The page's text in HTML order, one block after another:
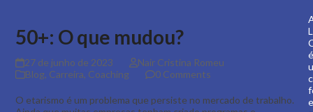
50+: O que mudou?
27 de junho de 2023
Nair Cristina Romeu
Blog, Carreira, Coaching 0 Comments
O etarismo é um problema que persiste no mercado de trabalho.
é